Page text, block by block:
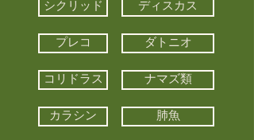
シクリッド ディスカス
プレコ ダトニオ
コリドラス ナマズ類
カラシン 肺魚